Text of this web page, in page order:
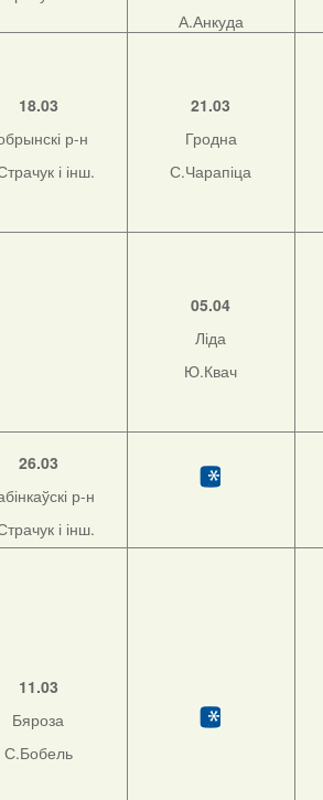
А.Анкуда
18.03
р-н
і інш.
21.03
Гродна
С.Чарапіца
05.04
Ліда
Ю.Квач
26.03
р-н
і інш.
11.03
Бяроза
С.Бобель